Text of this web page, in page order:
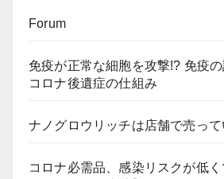
Forum
免疫が正常な細胞を攻撃!? 免疫
コロナ後遺症の仕組み
ナノグロウリッチは店舗で売っ
コロナ必需品、感染リスクが低